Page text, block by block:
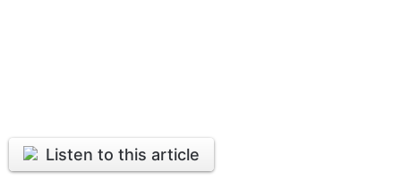
Listen to this article